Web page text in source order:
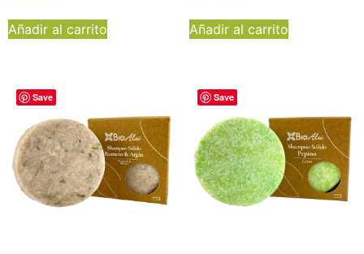
Añadir al carrito Añadir al carrito
Save Save